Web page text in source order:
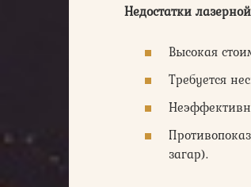
Недостатки
Высокая
Требуется
загар).